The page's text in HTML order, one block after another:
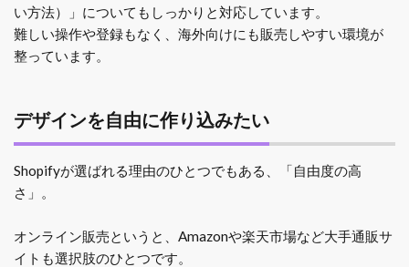
い方法）」についてもしっかりと対応しています。
難しい操作や登録もなく、海外向けにも販売しやすい環境が
整っています。
デザインを自由に作り込みたい
Shopifyが選ばれる理由のひとつでもある、「自由度の高
さ」。
オンライン販売というと、Amazonや楽天市場など大手通販サ
イトも選択肢のひとつです。